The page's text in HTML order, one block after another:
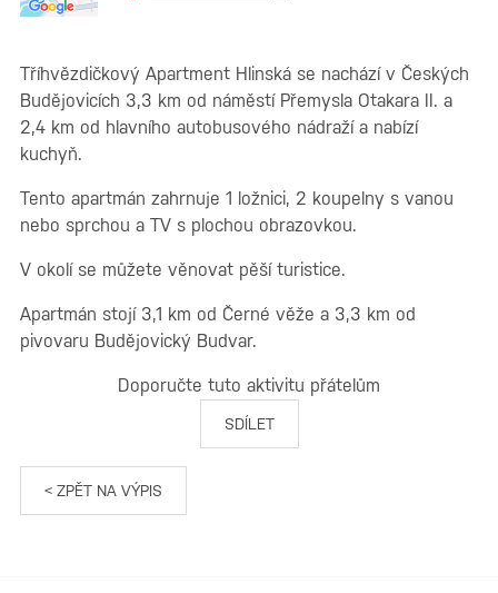
Tříhvězdičkový Apartment Hlinská se nachází v Českých
Budějovicích 3,3 km od náměstí Přemysla Otakara II. a
2,4 km od hlavního autobusového nádraží a nabízí
kuchyň.
Tento apartmán zahrnuje 1 ložnici, 2 koupelny s vanou
nebo sprchou a TV s plochou obrazovkou.
V okolí se můžete věnovat pěší turistice.
Apartmán stojí 3,1 km od Černé věže a 3,3 km od
pivovaru Budějovický Budvar.
Doporučte tuto aktivitu přátelům
SDÍLET
< ZPĚT NA VÝPIS